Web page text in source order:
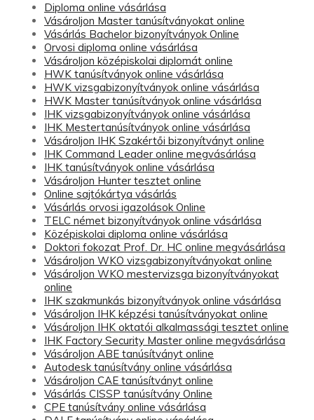
Diploma online vásárlása
Vásároljon Master tanúsítványokat online
Vásárlás Bachelor bizonyítványok Online
Orvosi diploma online vásárlása
Vásároljon középiskolai diplomát online
HWK tanúsítványok online vásárlása
HWK vizsgabizonyítványok online vásárlása
HWK Master tanúsítványok online vásárlása
IHK vizsgabizonyítványok online vásárlása
IHK Mestertanúsítványok online vásárlása
Vásároljon IHK Szakértői bizonyítványt online
IHK Command Leader online megvásárlása
IHK tanúsítványok online vásárlása
Vásároljon Hunter tesztet online
Online sajtókártya vásárlás
Vásárlás orvosi igazolások Online
TELC német bizonyítványok online vásárlása
Középiskolai diploma online vásárlása
Doktori fokozat Prof. Dr. HC online megvásárlása
Vásároljon WKO vizsgabizonyítványokat online
Vásároljon WKO mestervizsga bizonyítványokat
online
IHK szakmunkás bizonyítványok online vásárlása
Vásároljon IHK képzési tanúsítványokat online
Vásároljon IHK oktatói alkalmassági tesztet online
IHK Factory Security Master online megvásárlása
Vásároljon ABE tanúsítványt online
Autodesk tanúsítvány online vásárlása
Vásároljon CAE tanúsítványt online
Vásárlás CISSP tanúsítvány Online
CPE tanúsítvány online vásárlása